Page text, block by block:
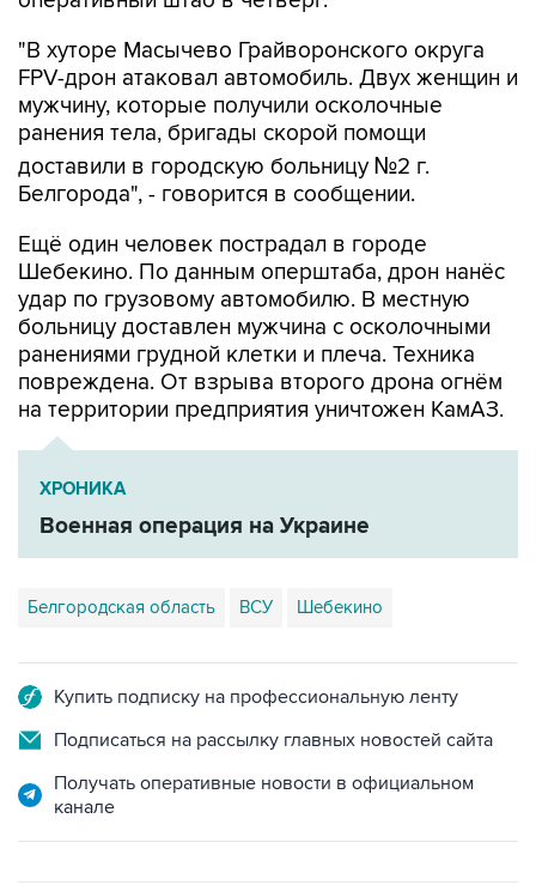
"В хуторе Масычево Грайворонского округа
FPV-дрон атаковал автомобиль. Двух женщин и
мужчину, которые получили осколочные
ранения тела, бригады скорой помощи
доставили в городскую больницу №2 г.
Белгорода", - говорится в сообщении.
Ещё один человек пострадал в городе
Шебекино. По данным оперштаба, дрон нанёс
удар по грузовому автомобилю. В местную
больницу доставлен мужчина с осколочными
ранениями грудной клетки и плеча. Техника
повреждена. От взрыва второго дрона огнём
на территории предприятия уничтожен КамАЗ.
ХРОНИКА
Военная операция на Украине
Белгородская область ВСУ Шебекино
Купить подписку на профессиональную ленту
Подписаться на рассылку главных новостей сайта
Получать оперативные новости в официальном
канале